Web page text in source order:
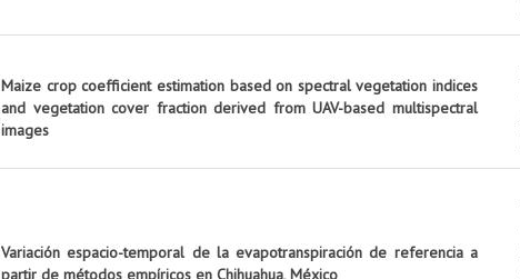
Maize crop coefficient estimation based on spectral vegetation indices
and vegetation cover fraction derived from UAV-based multispectral
images
Variación espacio-temporal de la evapotranspiración de referencia a
partir de métodos empíricos en Chihuahua, México